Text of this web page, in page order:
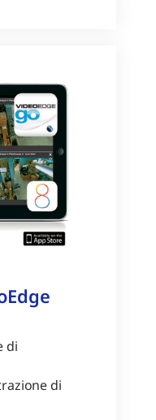
di
di